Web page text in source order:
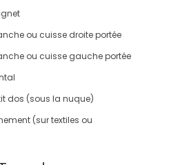
ou cuisse droite portée
ou cuisse gauche portée
dos (sous la nuque)
(sur textiles ou